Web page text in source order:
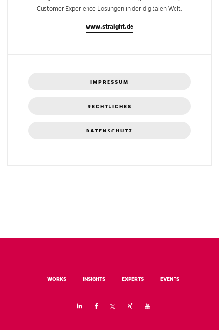
Customer Experience Lösungen in der digitalen Welt.
www.straight.de
IMPRESSUM
RECHTLICHES
DATENSCHUTZ
WORKS INSIGHTS EXPERTS EVENTS